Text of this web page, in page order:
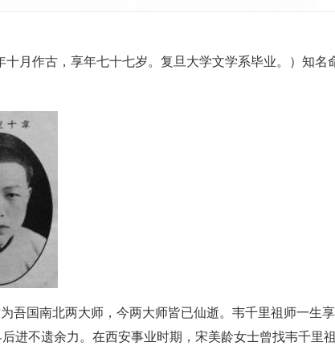
月作古，享年七十七岁。复旦大学文学系毕业。）知名
国南北两大师，今两大师皆已仙逝。韦千里祖师一生享
进不遗余力。在西安事业时期，宋美龄女士曾找韦千里